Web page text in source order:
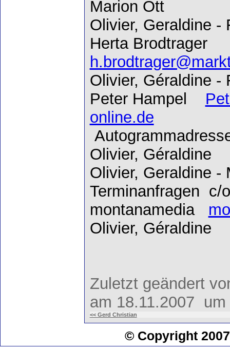
Marion Ott
Olivier, Geraldine -
Herta Brodtrager
Olivier, Géraldine -
Peter Hampel
online.de
Olivier,
Olivier, Geraldine -
Terminanfragen c/
montanamedia
Olivier,
Zuletzt geändert
am 18.11.2007 um
<< Gerd Christian
© Copyright